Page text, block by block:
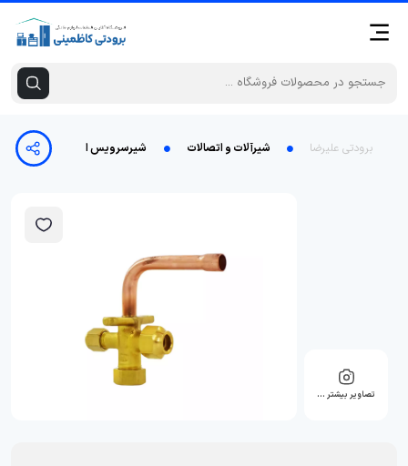
برودتی علیرضا شیرآلات و اتصالات شیرسرویس اسپیلت 1/2خم 90 درجه
تصاویر بیشتر …